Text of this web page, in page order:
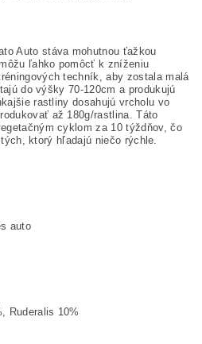
Auto stáva mohutnou ťažkou
ľahko pomôcť k zníženiu
techník, aby zostala malá
do výšky 70-120cm a produkujú
rastliny dosahujú vrcholu vo
až 180g/rastlina. Táto
cyklom za 10 týždňov, čo
ktorý hľadajú niečo rýchle.
auto
Ruderalis 10%